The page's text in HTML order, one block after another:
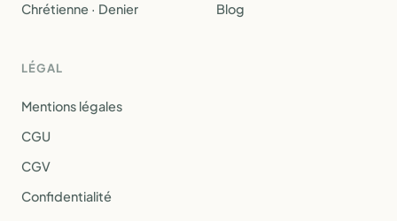
Chrétienne · Denier
Blog
LÉGAL
Mentions légales
CGU
CGV
Confidentialité